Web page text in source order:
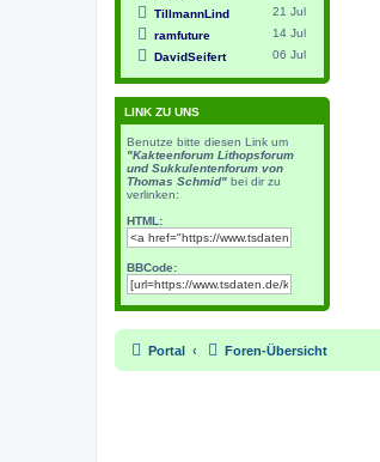
TillmannLind
21 Jul
ramfuture
14 Jul
DavidSeifert
06 Jul
LINK ZU UNS
Benutze bitte diesen Link um
"Kakteenforum Lithopsforum
und Sukkulentenforum von
Thomas Schmid" bei dir zu
verlinken:
HTML:
BBCode:
Portal Foren-Übersicht